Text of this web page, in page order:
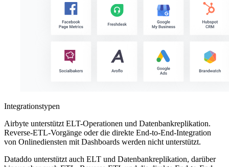
Integrationstypen
Airbyte unterstützt ELT-Operationen und Datenbankreplikation.
Reverse-ETL-Vorgänge oder die direkte End-to-End-Integration
von Onlinediensten mit Dashboards werden nicht unterstützt.
Dataddo unterstützt auch ELT und Datenbankreplikation, darüber